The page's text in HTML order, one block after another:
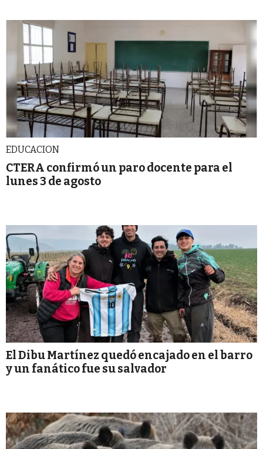
EDUCACION
CTERA confirmó un paro docente para el
lunes 3 de agosto
El Dibu Martínez quedó encajado en el barro
y un fanático fue su salvador